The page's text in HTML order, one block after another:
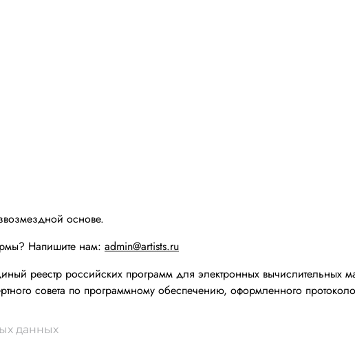
основе.
Напишите нам: admin@artists.ru
реестр российских программ для электронных вычислительных
совета по программному обеспечению, оформленного
данных